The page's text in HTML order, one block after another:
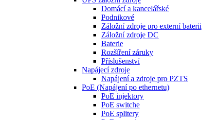
Domácí a kancelářské
Podnikové
Záložní zdroje pro externí baterii
Záložní zdroje DC
Baterie
Rozšíření záruky
Příslušenství
Napájecí zdroje
Napájení a zdroje pro PZTS
PoE (Napájení po ethernetu)
PoE injektory
PoE switche
PoE splitery